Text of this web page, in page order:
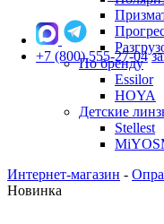
По бренду
Essilor
HOYA
Детские
Stellest
+7 (800) 555-27-04
Интернет-магазин -
Новинка